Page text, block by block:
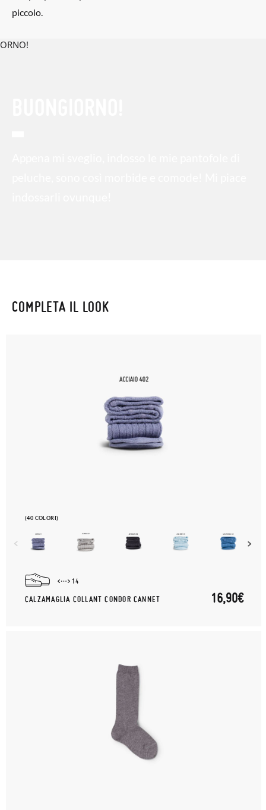
piccolo.
COMPLETA IL LOOK
(40 COLORI)
14
CALZAMAGLIA COLLANT CONDOR CANNET 16,90€